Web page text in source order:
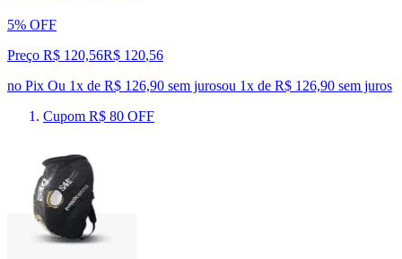
5% OFF
Preço R$ 120,56R$ 120,56
no Pix Ou 1x de R$ 126,90 sem jurosou 1x de R$ 126,90 sem juros
Cupom R$ 80 OFF